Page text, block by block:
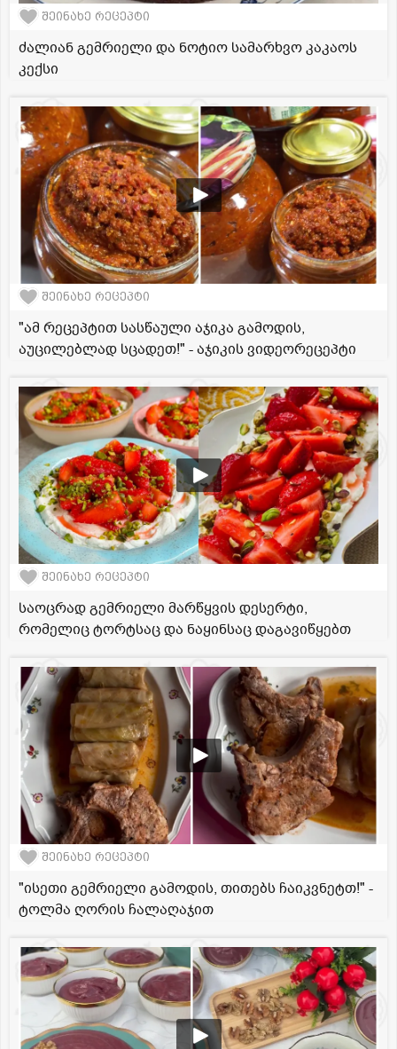
შეინახე რეცეპტი
ძალიან გემრიელი და ნოტიო სამარხვო კაკაოს
კექსი
შეინახე რეცეპტი
"ამ რეცეპტით სასწაული აჯიკა გამოდის,
აუცილებლად სცადეთ!" - აჯიკის ვიდეორეცეპტი
შეინახე რეცეპტი
საოცრად გემრიელი მარწყვის დესერტი,
რომელიც ტორტსაც და ნაყინსაც დაგავიწყებთ
შეინახე რეცეპტი
"ისეთი გემრიელი გამოდის, თითებს ჩაიკვნეტთ!" -
ტოლმა ღორის ჩალაღაჯით